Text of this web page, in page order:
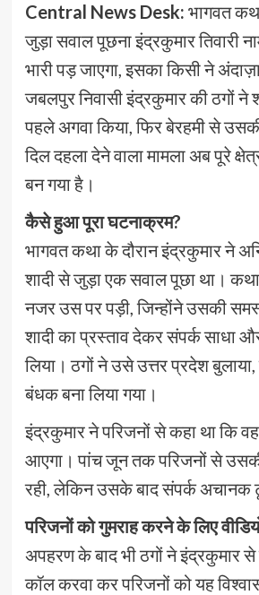
Central News Desk: भागवत
जुड़ा सवाल पूछना इंद्रकुमार तिवारी
भारी पड़ जाएगा, इसका किसी ने
जबलपुर निवासी इंद्रकुमार की ठगों ने
पहले अगवा किया, फिर बेरहमी से
दिल दहला देने वाला मामला अब पूरे
बन गया है।
कैसे हुआ पूरा घटनाक्रम?
भागवत कथा के दौरान इंद्रकुमार ने
शादी से जुड़ा एक सवाल पूछा था।
नजर उस पर पड़ी, जिन्होंने उसकी
शादी का प्रस्ताव देकर संपर्क साधा
लिया। ठगों ने उसे उत्तर प्रदेश
बंधक बना लिया गया।
इंद्रकुमार ने परिजनों से कहा था कि
आएगा। पांच जून तक परिजनों से उसकी
रही, लेकिन उसके बाद संपर्क अचानक
परिजनों को गुमराह करने के लिए
अपहरण के बाद भी ठगों ने इंद्रकुमार से
कॉल करवा कर परिजनों को यह